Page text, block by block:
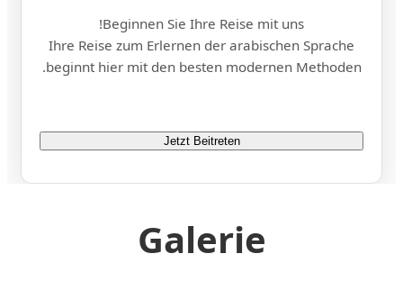
Beginnen Sie Ihre Reise mit uns!
Ihre Reise zum Erlernen der arabischen Sprache
beginnt hier mit den besten modernen Methoden.
Jetzt Beitreten
Galerie